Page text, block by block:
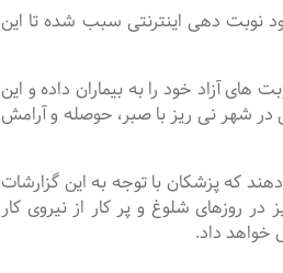
نوبت دهی اینترنتی سبب شده تا این
خود را به بیماران داده و این
شهر نی ریز با صبر، حوصله و آرامش
که پزشکان با توجه به این گزارشات
روزهای شلوغ و پر کار از نیروی کار
خواهد داد.